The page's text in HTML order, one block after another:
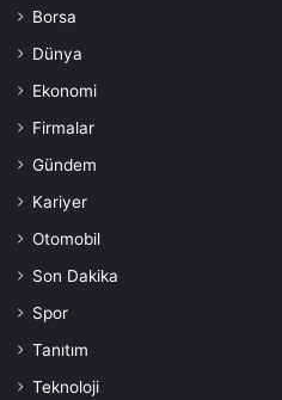
Borsa
Dünya
Ekonomi
Firmalar
Gündem
Kariyer
Otomobil
Son Dakika
Spor
Tanıtım
Teknoloji